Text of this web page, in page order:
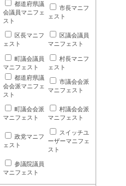
都道府県議
会議員マニフェ
スト
市長マニフ
ェスト
区長マニフ
ェスト
区議会議員
マニフェスト
町議会議員
マニフェスト
村長マニフ
ェスト
都道府県議
会会派マニフェ
スト
市議会会派
マニフェスト
町議会会派
マニフェスト
村議会会派
マニフェスト
政党マニフ
ェスト
スイッチユ
ーザーマニフェ
スト
参議院議員
マニフェスト